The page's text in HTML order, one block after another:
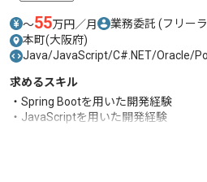
〜55万円／月 業務委託 (フリー
本町(大阪府)
Java/JavaScript/C#.NET/Oracle/
求めるスキル
・Spring Bootを用いた開発経験
・JavaScriptを用いた開発経験